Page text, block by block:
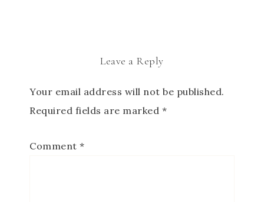
Leave a Reply
Your email address will not be published.
Required fields are marked *
Comment *